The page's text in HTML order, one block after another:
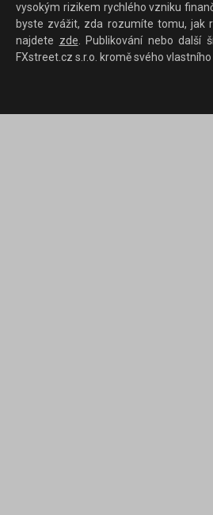
vysokým rizikem rychlého vzniku
byste zvážit, zda rozumíte tomu, jak
najdete zde. Publikování nebo další
FXstreet.cz s.r.o. kromě svého